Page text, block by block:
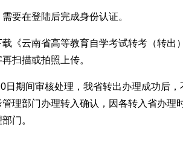
要在登陆后完成身份认证。
《云南省高等教育自学考试转考（转出
扫描或拍照上传。
日期间审核处理，我省转出办理成功后
理部门办理转入确认，因各转入省办理
门。